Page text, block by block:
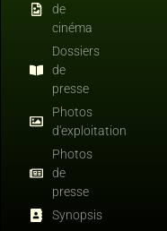
de
cinéma
Dossiers
de
presse
Photos
d'exploitation
Photos
de
presse
Synopsis